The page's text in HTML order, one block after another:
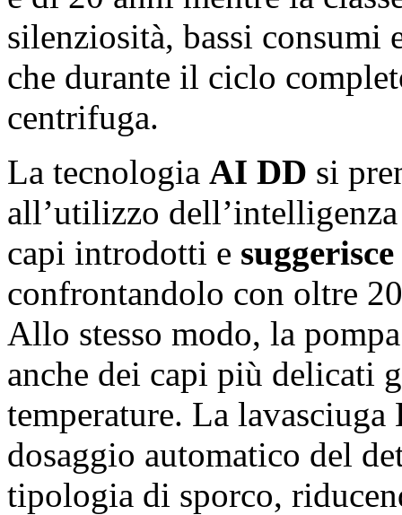
silenziosità, bassi consumi
che durante il ciclo
centrifuga.
La tecnologia AI DD si
all’utilizzo
capi introdotti e
confrontandolo con oltre
Allo stesso modo, la
anche dei capi più delicati
temperature. La
dosaggio automatico del
tipologia di sporco,